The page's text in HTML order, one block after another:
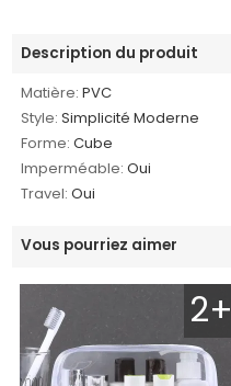
Description du produit
Matière: PVC
Style: Simplicité Moderne
Forme: Cube
Imperméable: Oui
Travel: Oui
Vous pourriez aimer
2+